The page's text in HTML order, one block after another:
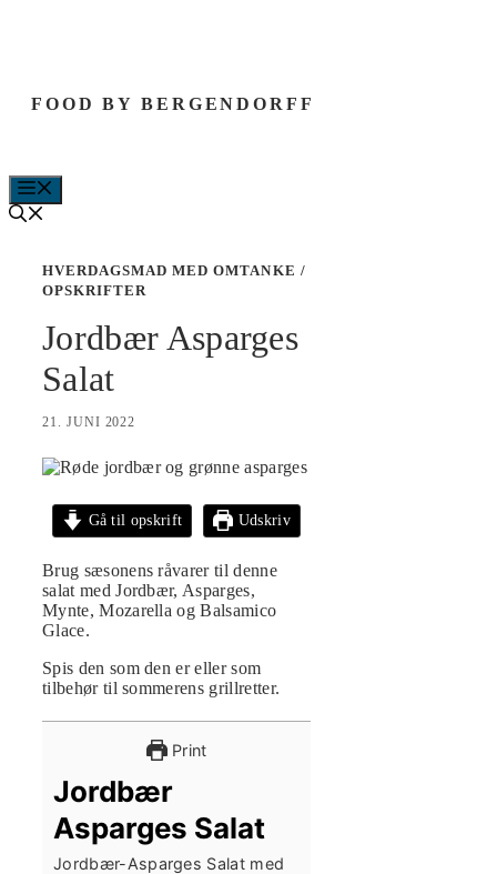
FOOD BY BERGENDORFF
HVERDAGSMAD MED OMTANKE /
OPSKRIFTER
Jordbær Asparges
Salat
21. JUNI 2022
Gå til opskrift Udskriv
Brug sæsonens råvarer til denne
salat med Jordbær, Asparges,
Mynte, Mozarella og Balsamico
Glace.
Spis den som den er eller som
tilbehør til sommerens grillretter.
Print
Jordbær
Asparges Salat
Jordbær-Asparges Salat med